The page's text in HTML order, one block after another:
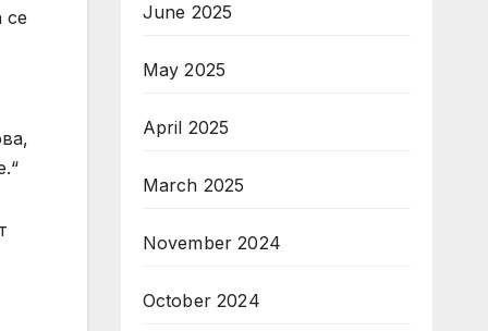
се June 2025
May 2025
April 2025
March 2025
November 2024
October 2024